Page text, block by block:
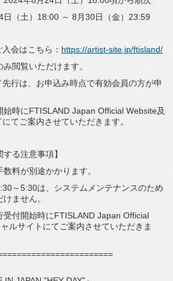
日（土）18:00 ～ 8月30日（金）23:59
会はこちら： https://artist-site.jp/ftisland/
閲覧いただけます。
行は、お申込み時点で有効会員の方が申
時にFTISLAND Japan Official Website及
てご案内させていただきます。
る注意事項】
料が別途かかります。
～5:30は、システムメンテナンスのため
ません。
付開始時にFTISLAND Japan Official
ルサイトにてご案内させていただきま